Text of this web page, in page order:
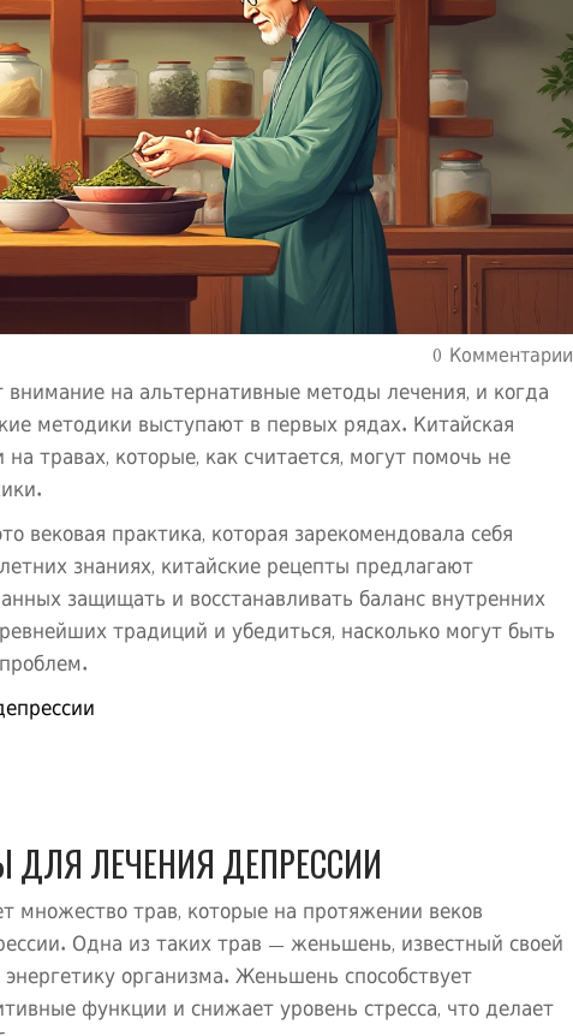
0 Комментарии
на альтернативные методы лечения, и когда
методики выступают в первых рядах. Китайская
травах, которые, как считается, могут помочь не
вековая практика, которая зарекомендовала себя
знаниях, китайские рецепты предлагают
защищать и восстанавливать баланс внутренних
традиций и убедиться, насколько могут быть
ДЛЯ ЛЕЧЕНИЯ ДЕПРЕССИИ
множество трав, которые на протяжении веков
Одна из таких трав — женьшень, известный своей
организма. Женьшень способствует
функции и снижает уровень стресса, что делает